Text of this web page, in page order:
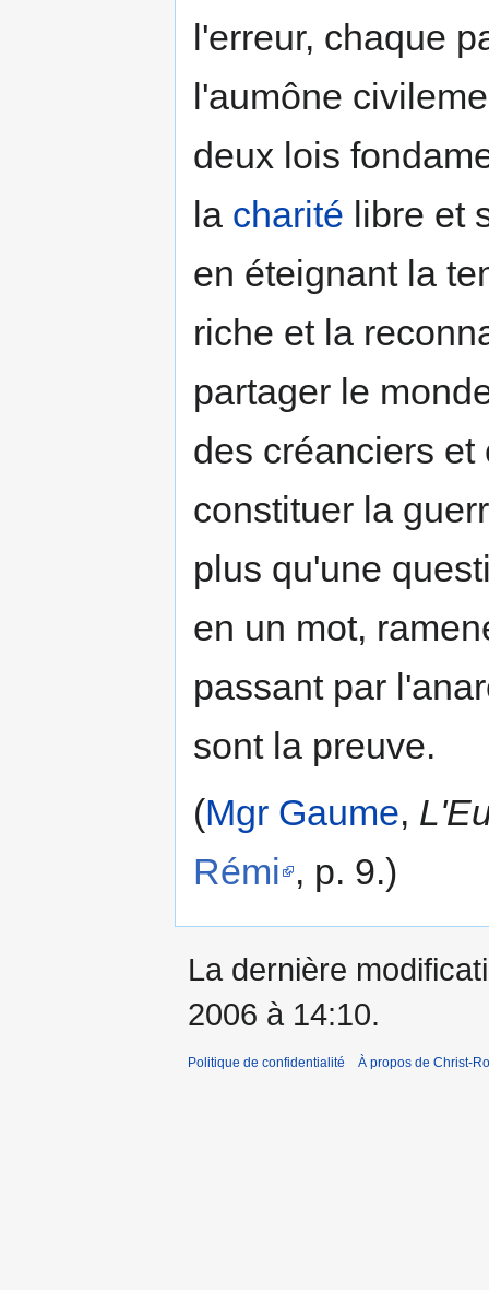
l'erreur, chaque
l'aumône
deux lois
la charité libre et
en éteignant la
riche et la
partager le
des créanciers
constituer la
plus qu'une
en un mot,
passant par
sont la preuve.
(Mgr Gaume,
Rémi , p. 9.)
La dernière
2006 à 14:10.
Politique de confidentialité À propos de Christ-